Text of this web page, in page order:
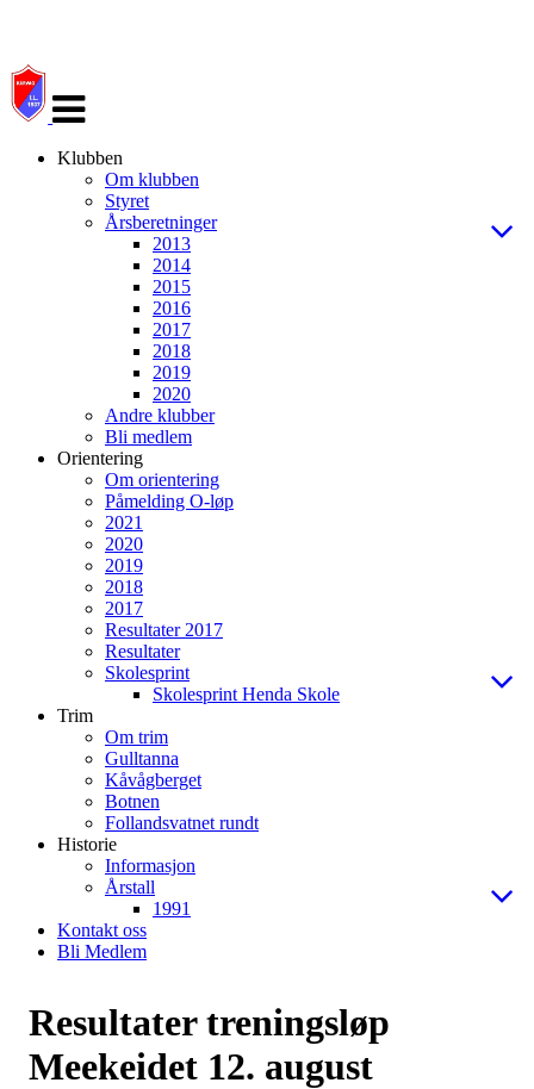
navigasjon
Klubben
Om klubben
Styret
Årsberetninger
2013
2014
2015
2016
2017
2018
2019
2020
Andre klubber
Bli medlem
Orientering
Om orientering
Påmelding O-løp
2021
2020
2019
2018
2017
Resultater 2017
Resultater
Skolesprint
Skolesprint Henda Skole
Trim
Om trim
Gulltanna
Kåvågberget
Botnen
Follandsvatnet rundt
Historie
Informasjon
Årstall
1991
Kontakt oss
Bli Medlem
Resultater treningsløp
Meekeidet 12. august